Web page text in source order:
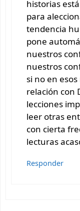
historias
para
tendencia
pone
nuestros
nuestros
si no en
relación con
lecciones
leer otras
con cierta
lecturas
Responder